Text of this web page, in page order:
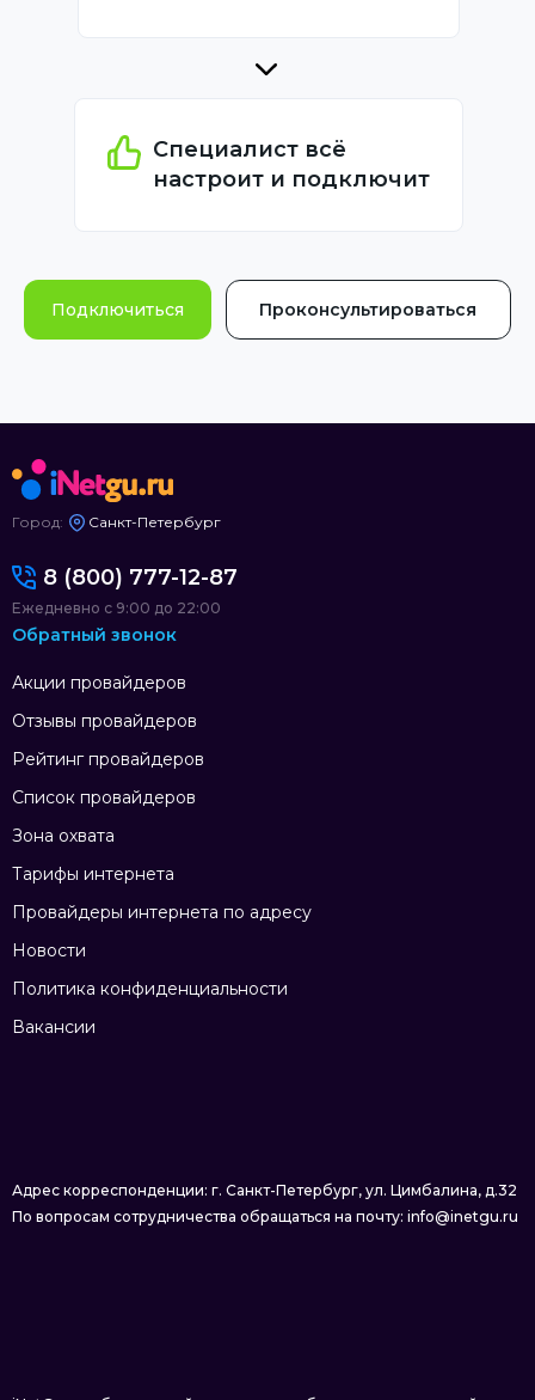
Специалист всё
настроит и подключит
Подключиться Проконсультироваться
Город: Санкт-Петербург
Акции провайдеров
Отзывы провайдеров
Рейтинг провайдеров
Список провайдеров
Зона охвата
Тарифы интернета
Провайдеры интернета по адресу
Новости
Политика конфиденциальности
Вакансии
8 (800) 777-12-87
Ежедневно с 9:00 до 22:00
Обратный звонок
Адрес корреспонденции: г. Санкт-Петербург, ул. Цимбалина, д.32
По вопросам сотрудничества обращаться на почту: info@inetgu.ru